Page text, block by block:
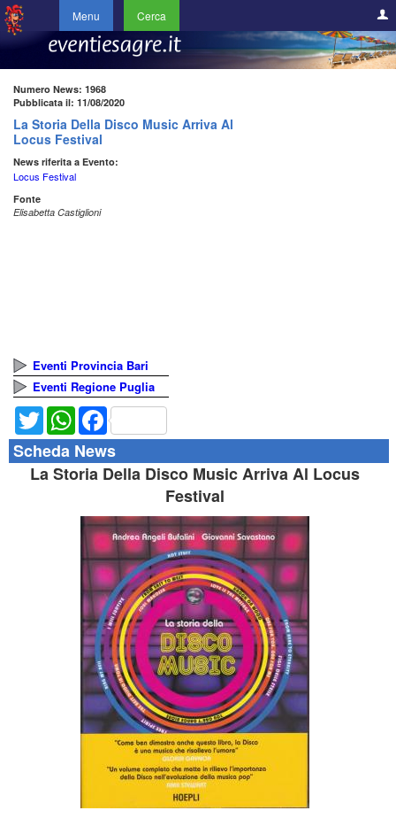
Menu Cerca
Numero News: 1968
Pubblicata il: 11/08/2020
La Storia Della Disco Music Arriva Al
Locus Festival
News riferita a Evento:
Locus Festival
Fonte
Elisabetta Castiglioni
Eventi Provincia Bari
Eventi Regione Puglia
Twitter WhatsAppFacebook
Scheda News
La Storia Della Disco Music Arriva Al Locus
Festival